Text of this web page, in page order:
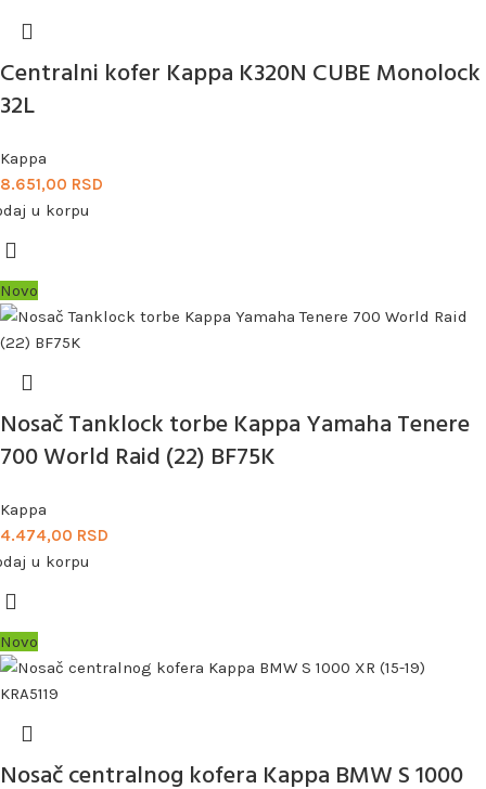
Centralni kofer Kappa K320N CUBE Monolock
32L
Kappa
8.651,00 RSD
u korpu
Novo
Nosač Tanklock torbe Kappa Yamaha Tenere
700 World Raid (22) BF75K
Kappa
4.474,00 RSD
u korpu
Novo
Nosač centralnog kofera Kappa BMW S 1000